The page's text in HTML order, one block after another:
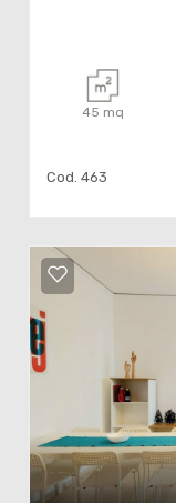
45 mq
Cod. 463